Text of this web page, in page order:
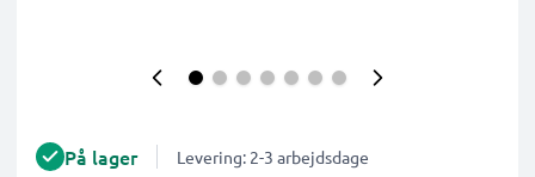
På lager Levering: 2-3 arbejdsdage